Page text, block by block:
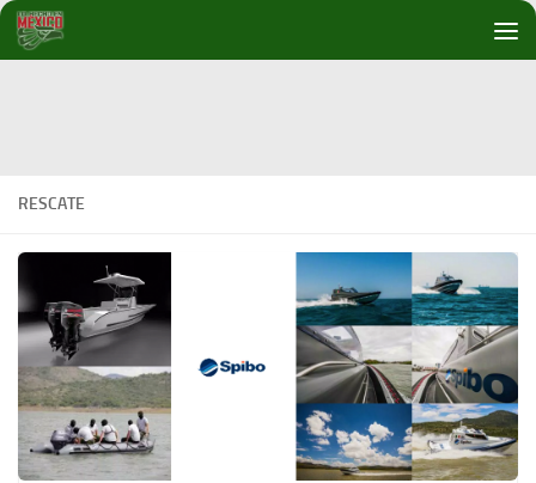
Debajo del contenido
RESCATE